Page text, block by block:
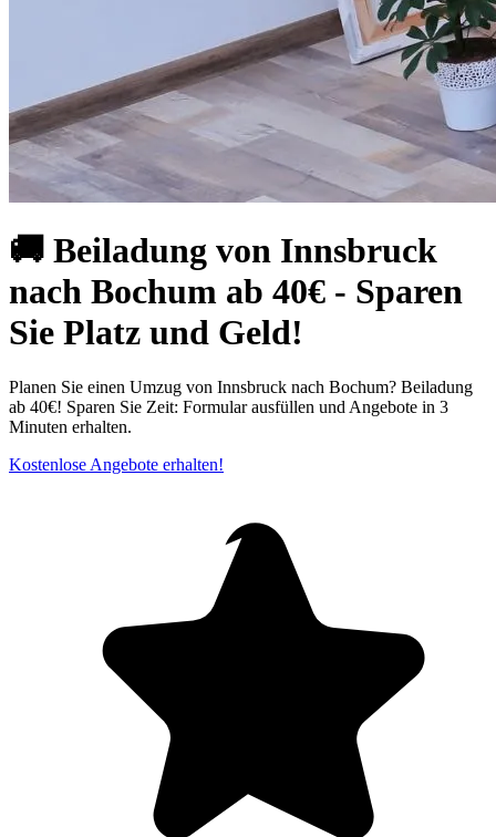
🚚 Beiladung von Innsbruck
nach Bochum ab 40€ - Sparen
Sie Platz und Geld!
Planen Sie einen Umzug von Innsbruck nach Bochum? Beiladung
ab 40€! Sparen Sie Zeit: Formular ausfüllen und Angebote in 3
Minuten erhalten.
Kostenlose Angebote erhalten!